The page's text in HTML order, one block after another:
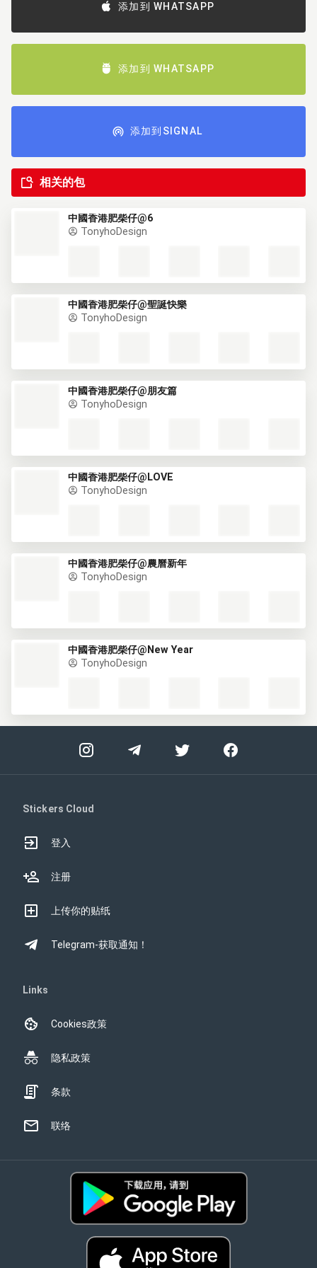
添加到 WHATSAPP
添加到 WHATSAPP
添加到SIGNAL
相关的包
中國香港肥柴仔@6
TonyhoDesign
中國香港肥柴仔@聖誕快樂
TonyhoDesign
中國香港肥柴仔@朋友篇
TonyhoDesign
中國香港肥柴仔@LOVE
TonyhoDesign
中國香港肥柴仔@農曆新年
TonyhoDesign
中國香港肥柴仔@New Year
TonyhoDesign
Stickers Cloud
登入
注册
上传你的贴纸
Telegram-获取通知！
Links
Cookies政策
隐私政策
条款
联络